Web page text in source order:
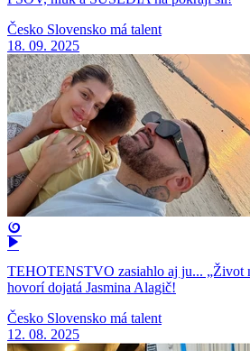
Česko Slovensko má talent
18. 09. 2025
TEHOTENSTVO zasiahlo aj ju... „Život
hovorí dojatá Jasmina Alagič!
Česko Slovensko má talent
12. 08. 2025